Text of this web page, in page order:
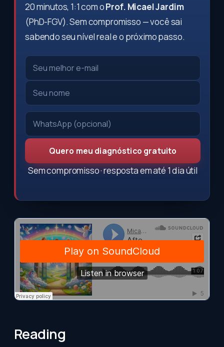
20 minutos, 1:1 com oProf. Micael Jardim
(PhD-FGV). Sem compromisso — você sai
sabendo seu nível real e o próximo passo.
Quero meu diagnóstico gratuito
Sem compromisso · resposta em até 1 dia útil
Reading